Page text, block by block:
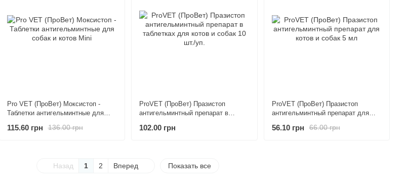
Pro VET (ПроВет) Моксистоп -
Таблетки антигельминтные для
136.00 грн
115.60 грн
ProVET (ПроВет) Празистоп
антигельминтный препарат в
шт./уп.
102.00 грн
ProVET (ПроВет) Празистоп
антигельминтный препарат для
66.00 грн
56.10 грн
Назад 1 2 Вперед Показать все